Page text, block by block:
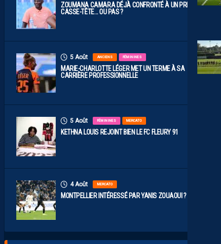
ZOUMANA CAMARA DÉJÀ CONFRONTÉ À UN PREMIER
CASSE-TÊTE… OU PAS ?
5 Août ANCIENS FÉMININES
MARIE-CHARLOTTE LÉGER MET UN TERME À SA
CARRIÈRE PROFESSIONNELLE
5 Août FÉMININES MERCATO
KETHNA LOUIS REJOINT BIEN LE FC FLEURY 91
4 Août MERCATO
MONTPELLIER INTÉRESSÉ PAR YANIS ZOUAOUI ?